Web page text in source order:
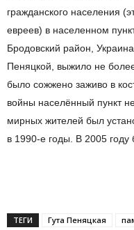
гражданского населения
евреев) в населенном
Бродовский район,
Пеняцкой, выжило не
было сожжено заживо в
войны населённый пункт
мирных жителей был
в 1990-е годы. В 2005
ТЕГИ Гута Пеняцкая